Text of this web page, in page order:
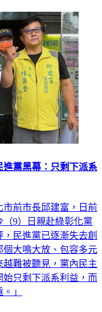
進黨黑幕：只剩下派系
前市長邱建富，日前
9）日親赴綠彰化黨
民進黨已逐漸失去創
大鳴大放、包容多元
難被聽見，黨內民主
只剩下派系利益，而
」